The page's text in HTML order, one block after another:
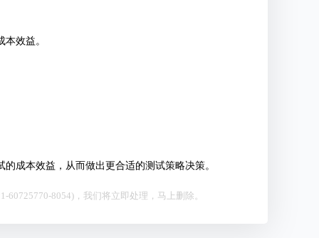
效益。
成本效益，从而做出更合适的测试策略决策。
8054)，我们将立即处理，马上删除。